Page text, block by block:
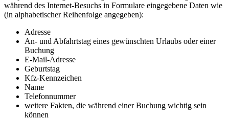
während des Internet-Besuchs in Formulare eingegebene Daten wie
(in alphabetischer Reihenfolge angegeben):
Adresse
An- und Abfahrtstag eines gewünschten Urlaubs oder einer
Buchung
E-Mail-Adresse
Geburtstag
Kfz-Kennzeichen
Name
Telefonnummer
weitere Fakten, die während einer Buchung wichtig sein
können